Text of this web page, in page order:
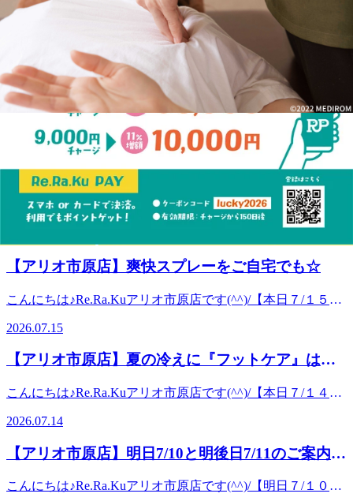
ざいますのでお気軽にお問い合わせください。 お身体をほ
ぐされている時や腰が辛い時など「あれ！？意外とお尻まわ
りが辛いな～」と感じたことはありませんか？やわらかいイ
メージのあるお尻ですが実はお尻には沢山の筋肉がついてい
ます。お尻は全身を支える筋肉や多くの血管が集まる大事な
パーツである一方、コリを自覚しづらい箇所でもあります。
長時間座りっぱなしや立ちっぱなし、姿勢の悪さや運動不足
などでも硬くなってしまいます(&gt;_&lt;)～～お尻をストレ
ッチをしてみましょう♪～～１．イスの座面に坐骨を突き刺
すようなイメージでまっすぐ座り、右足を左のももの上に乗
せる。２．かけた右足のひざ裏に右ひじをひっかけ、息を吐
きながら、ゆっくり上体を前方に倒す。お尻の筋肉が伸びて
いる感覚が得られたら、そのまま5～10秒キープ。呼吸は止
めないように。３．上体を戻し、今度は外側に体重をかける
変わるので、前、外側、内側と角度を変えながら繰り返す。
４．反対の足も同様に、倒す角度を変えながら3回程度行
う。「自分でやるのめんどくさい・・・」や「よくわからな
いな・・・」など少しでもありましたらRe.Ra.Kuの「脚こし
ストレッチ」がおすすめです♪脚こしストレッチは、臀部、
仰向けでは多方向へのストレッチでぐ～～んと伸ばしていき
減らしたい！そんな方におすすめです♪ぜひ！お試しくださ
ーーーーーーーRe .Ra.Kuアリオ市原店☆千葉・八幡宿・五
JR内房線五井駅からバスで『アリオ市原』下車！！【場
こんにちは♪Re.Ra.Kuアリオ市原店です(^^)/【本日８/３(月)
のご案内状況】１６：５０～２０：２０までの間でご案内可
能でございます。【明日８/４(火)のご案内状況】は１０：０
０～２０：２０までの間でご案内可能でございます。※ホッ
トペッパーでは空いていないお時間でもご案内できる事がご
ざいますのでお気軽にお問い合わせください。8月に入り心
が折れるくらい暑い日が続いていますが、夏バテなどしてい
ませんか？「ぼんやりしちゃうな～」とにいう時、意外と頭
に熱がこもっていてビックリするワタシです( ;∀;) 同じく頭
に熱を感じる方！！(笑)クールで爽やかな気分になれる【爽
快ヘッドスパ】を体感してみませんか？ ひんやり気持ちい
い〜パチパチ弾ける炭酸泡で、 なかなか抜けない頭部のお
疲れ、そして夏の暑さをスッキリ爽快に♪ スマホやPC作業で
す。 ボディケアとの組み合わせができるセットコースがお
りお待ちしております♪ ーーーーーーーーーーーーRe .Ra.Ku
スタジオ☆【アクセス】最寄駅：JR内房線五井駅からバス
で『アリオ市原』下車！！【場所】アリオ市原1F 5番上総大
路側南口入口すぐ♪
【アリオ市原店】お食事も大切です☆
こんにちは♪Re.Ra.Kuアリオ市原店です(^^)/本日７/２９(水)
は１５：００～２０：２０までの間でご案内可能となってお
ります 【明日７/３０(木)のご案内状況】１１：４０～１
７：３０までの間でご案内可能でございます。【明後日７/
３１(金)のご案内状況】は１０：００～１７：３０までの間
でご案内可能でございます。※ホットペッパーでは空いてい
ないお時間でもご案内できる事がございますのでお気軽にお
問い合わせください。 突然ですが、「体が何だか疲れたな
ー」や「肩が凝ったなー」と思う時って結構ありますよね
(&gt;_&lt;)お身体のお疲れは普段の姿勢からくる筋肉の疲れ
や血行不良などが原因で現れる事が多いのですが、実は食事
にも関係していることをご存知でしょうか？たとえば、不規
など、バランスの取れていない食事により必要な栄養素が十
た、油っこい料理を好んで食べている方も、血液がドロドロ
やすくなると言われています！野菜や魚中心のバランスの良
ミンE、クエン酸、マグネシウムは疲労回復に役立つと言わ
れています☆身体の内と外、両方から疲れにアプローチをし
て動きやすいカラダを作っていきましょう♪身体の外からの
アプローチはRe.Ra.Kuにお任せください！適度な圧で気持ち
よ～くほぐしていきます♪スタッフ一同心よりお待ちしてお
2026.07.29
【アリオ市原店】★☆サマーチャージキャンペー
ン☆★
こんにちは♪Re.Ra.Kuアリオ市原店です(^^)/【明日７/２８
(火)のご案内状況】１０：００～２０：２０までの間でご案
１０：００～２０：２０までの間でご案内可能でございま
す。※ホットペッパーでは空いていないお時間でもご案内で
つもご覧いただきありがとうございます♪本格的な暑さで生
活しているだけで疲れてしまいますね(&gt;_&lt;) Re.Ra.Kuで
は現在期間限定で、「サマーチャージキャンペーン」を開催
しております！ 9月23日(水)までの期間中、Re.Ra.Ku PAYに
1万円以上のチャージをしていただくと１０％増額になりま
す(^^)/ １万円チャージ➡１,０００円増額で１万１,０００円
チャージ➡５,０００円増額で５万５,０００円 なんと！！１
項】・クーポンは自動適用されますがチャージ前にクーポン
有効期限は、通常チャージ分と同様にチャージ日から150日
【アリオ市原店】爽快スプレーをご自宅でも☆
こんにちは♪Re.Ra.Kuアリオ市原店です(^^)/【本日７/１５
内可能でございます。【明日７/１６(木)のご案内状況】は１
３：００～１８：３０までの間でご案内可能でございます。
※ホットペッパーでは空いていないお時間でもご案内できる
日が多くなってきましたね。 こんな暑い日は『爽快ヘッド
スパセットコース』がオススメです★－５℃のパチパチはじ
炭酸泡、お風呂上りや朝など自分のタイミングで使いたいな
～と思う事はありませんか？ な！ん！と！！ 炭酸泡のあの
スプレー・・・・販売しています！！！ しかも７/２６(日)
2026.07.15
【アリオ市原店】夏の冷えに『フットケア』はい
こんにちは♪Re.Ra.Kuアリオ市原店です(^^)/【本日７/１４
内可能でございます。【明日７/１５(水)のご案内状況】は１
０：００～２０：２０までの間でご案内可能でございます。
※ホットペッパーでは空いていないお時間でもご案内できる
は一段と暑いですね(*_*) とうとう夏が来た！！という気
2026.07.14
【アリオ市原店】明日7/10と明後日7/11のご案内状
こんにちは♪Re.Ra.Kuアリオ市原店です(^^)/【明日７/１０